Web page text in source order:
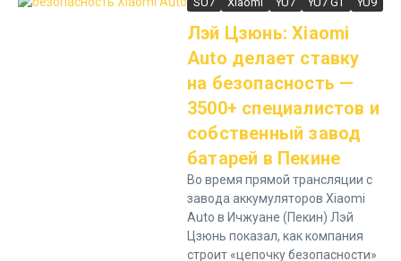
Лэй Цзюнь: Xiaomi
Auto делает ставку
на безопасность —
3500+ специалистов и
собственный завод
батарей в Пекине
Во время прямой трансляции с
завода аккумуляторов Xiaomi
Auto в Ичжуане (Пекин) Лэй
Цзюнь показал, как компания
строит «цепочку безопасности»